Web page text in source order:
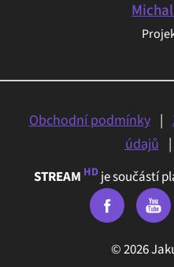
Obchodní podmínky|
údajů
STREAM HDje součástí
© 2026